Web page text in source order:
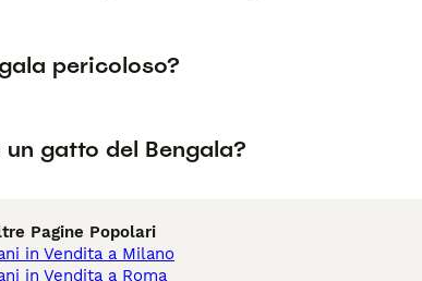
pericoloso?
gatto del Bengala?
Pagine Popolari
in Vendita a Milano
in Vendita a Roma